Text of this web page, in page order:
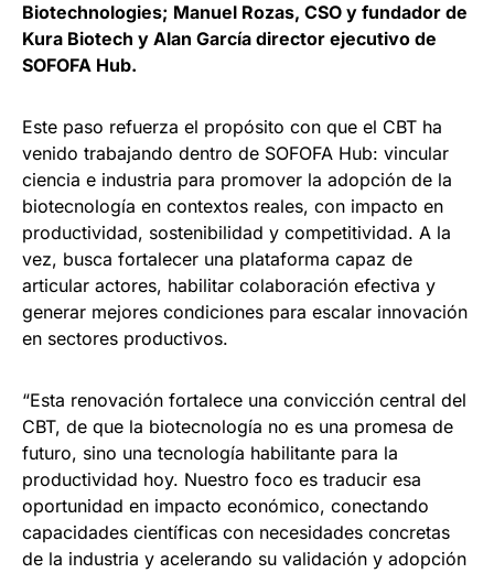
Biotechnologies; Manuel Rozas, CSO y fundador de
Kura Biotech y Alan García director ejecutivo de
SOFOFA Hub.
Este paso refuerza el propósito con que el CBT ha
venido trabajando dentro de SOFOFA Hub: vincular
ciencia e industria para promover la adopción de la
biotecnología en contextos reales, con impacto en
productividad, sostenibilidad y competitividad. A la
vez, busca fortalecer una plataforma capaz de
articular actores, habilitar colaboración efectiva y
generar mejores condiciones para escalar innovación
en sectores productivos.
“Esta renovación fortalece una convicción central del
CBT, de que la biotecnología no es una promesa de
futuro, sino una tecnología habilitante para la
productividad hoy. Nuestro foco es traducir esa
oportunidad en impacto económico, conectando
capacidades científicas con necesidades concretas
de la industria y acelerando su validación y adopción